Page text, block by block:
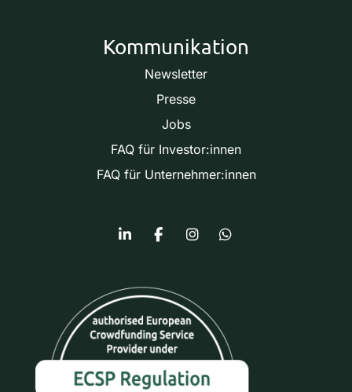
Kommunikation
Newsletter
Presse
Jobs
FAQ für Investor:innen
FAQ für Unternehmer:innen